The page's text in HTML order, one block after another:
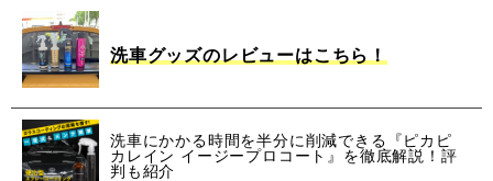
洗車グッズのレビューはこちら！
洗車にかかる時間を半分に削減できる『ピカピ
カレイン イージープロコート』を徹底解説！評
判も紹介